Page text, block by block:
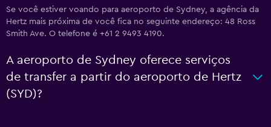
Se você estiver voando para aeroporto de Sydney, a agência da
Hertz mais próxima de você fica no seguinte endereço: 48 Ross
Smith Ave. O telefone é +61 2 9493 4190.
A aeroporto de Sydney oferece serviços
de transfer a partir do aeroporto de Hertz
(SYD)?